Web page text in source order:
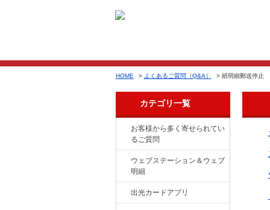
HOME > よくあるご質問（Q&A） > 紙明細郵送停止
カテゴリ一覧
お客様から多く寄せられてい
るご質問
ウェブステーション＆ウェブ
明細
出光カードアプリ